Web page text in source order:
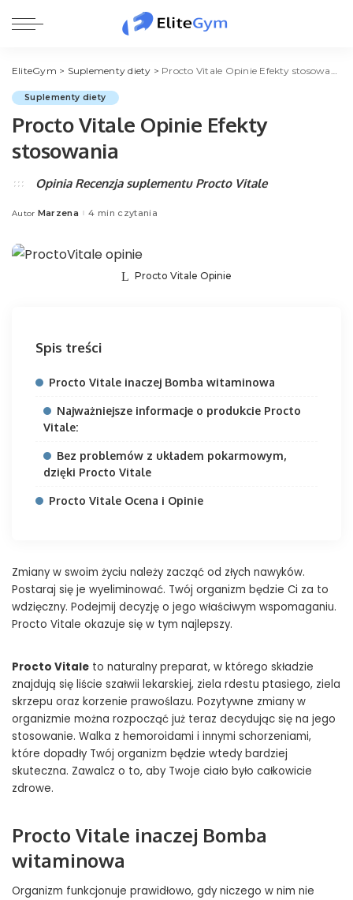
EliteGym > Suplementy diety > Procto Vitale Opinie Efekty stosowania
Suplementy diety
Procto Vitale Opinie Efekty
stosowania
Opinia Recenzja suplementu Procto Vitale
Posted
Autor Marzena 4 min czytania
Procto Vitale Opinie
Spis treści
Procto Vitale inaczej Bomba witaminowa
Najważniejsze informacje o produkcie Procto
Vitale:
Bez problemów z układem pokarmowym,
dzięki Procto Vitale
Procto Vitale Ocena i Opinie
Zmiany w swoim życiu należy zacząć od złych nawyków.
Postaraj się je wyeliminować. Twój organizm będzie Ci za to
wdzięczny. Podejmij decyzję o jego właściwym wspomaganiu.
Procto Vitale okazuje się w tym najlepszy.
Procto Vitale to naturalny preparat, w którego składzie
znajdują się liście szałwii lekarskiej, ziela rdestu ptasiego, ziela
skrzepu oraz korzenie prawoślazu. Pozytywne zmiany w
organizmie można rozpocząć już teraz decydując się na jego
stosowanie. Walka z hemoroidami i innymi schorzeniami,
które dopadły Twój organizm będzie wtedy bardziej
skuteczna. Zawalcz o to, aby Twoje ciało było całkowicie
zdrowe.
Procto Vitale inaczej Bomba
witaminowa
Organizm funkcjonuje prawidłowo, gdy niczego w nim nie